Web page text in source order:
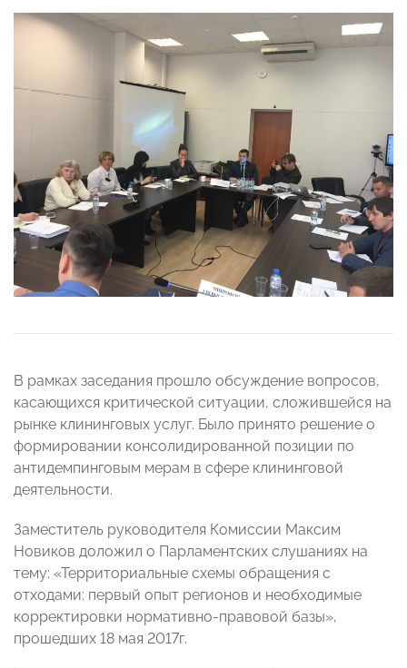
В рамках заседания прошло обсуждение вопросов,
касающихся критической ситуации, сложившейся на
рынке клининговых услуг. Было принято решение о
формировании консолидированной позиции по
антидемпинговым мерам в сфере клининговой
деятельности.
Заместитель руководителя Комиссии Максим
Новиков доложил о Парламентских слушаниях на
тему: «Территориальные схемы обращения с
отходами: первый опыт регионов и необходимые
корректировки нормативно-правовой базы»,
прошедших 18 мая 2017г.